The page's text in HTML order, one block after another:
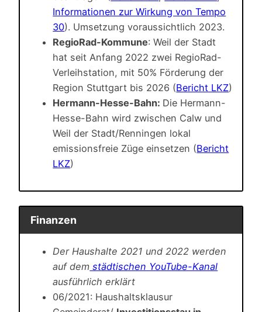
Informationen zur Wirkung von Tempo
30). Umsetzung voraussichtlich 2023.
RegioRad-Kommune: Weil der Stadt
hat seit Anfang 2022 zwei RegioRad-
Verleihstation, mit 50% Förderung der
Region Stuttgart bis 2026 (Bericht LKZ)
Hermann-Hesse-Bahn: Die Hermann-
Hesse-Bahn wird zwischen Calw und
Weil der Stadt/Renningen lokal
emissionsfreie Züge einsetzen (Bericht
LKZ)
Finanzen
Der Haushalte 2021 und 2022 werden
auf dem städtischen YouTube-Kanal
ausführlich erklärt
06/2021: Haushaltsklausur